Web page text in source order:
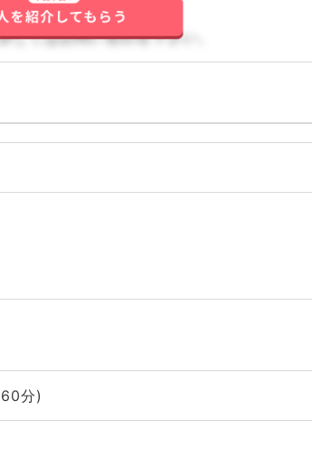
しくはお問い合わせ下さい。
分)